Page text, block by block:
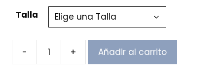
$68,000
hasta
$88,000
Talla
-
CAMISA
MANGA
+ Añadir al carrito